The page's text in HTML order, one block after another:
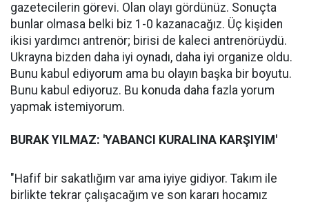
gazetecilerin görevi. Olan olayı gördünüz. Sonuçta
bunlar olmasa belki biz 1-0 kazanacağız. Üç kişiden
ikisi yardımcı antrenör; birisi de kaleci antrenörüydü.
Ukrayna bizden daha iyi oynadı, daha iyi organize oldu.
Bunu kabul ediyorum ama bu olayın başka bir boyutu.
Bunu kabul ediyoruz. Bu konuda daha fazla yorum
yapmak istemiyorum.
BURAK YILMAZ: 'YABANCI KURALINA KARŞIYIM'
"Hafif bir sakatlığım var ama iyiye gidiyor. Takım ile
birlikte tekrar çalışacağım ve son kararı hocamız